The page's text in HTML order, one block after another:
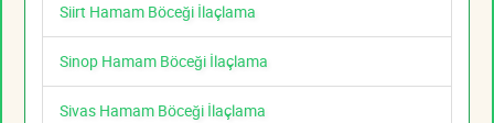
Siirt Hamam Böceği İlaçlama
Sinop Hamam Böceği İlaçlama
Sivas Hamam Böceği İlaçlama